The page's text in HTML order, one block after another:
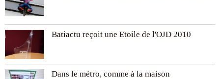
Batiactu reçoit une Etoile de l'OJD 2010
Dans le métro, comme à la maison